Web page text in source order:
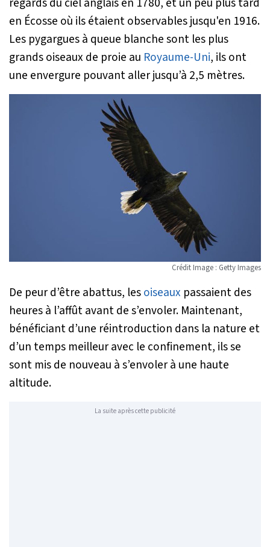
en Écosse où ils étaient observables jusqu'en 1916.
Les pygargues à queue blanche sont les plus
grands oiseaux de proie au Royaume-Uni, ils ont
une envergure pouvant aller jusqu’à 2,5 mètres.
Crédit Image : Getty Images
De peur d’être abattus, lesoiseaux passaient des
heures à l’affût avant de s’envoler. Maintenant,
bénéficiant d’une réintroduction dans la nature et
d’un temps meilleur avec le confinement, ils se
sont mis de nouveau à s’envoler à une haute
altitude.
La suite après cette publicité